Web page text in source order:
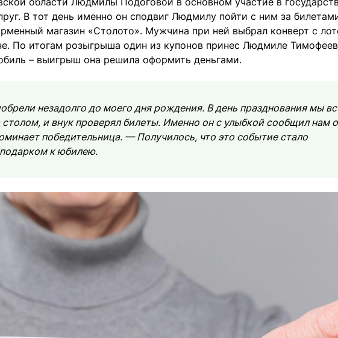
В тот день именно он сподвиг Людмилу пойти с ним за
магазин «Столото». Мужчина при ней выбрал конверт с
По итогам розыгрыша один из купонов принес Людмиле
– выигрыш она решила оформить деньгами.
незадолго до моего дня рождения. В день празднования мы
столом, и внук проверял билеты. Именно он с улыбкой сообщил нам о
победительница. — Получилось, что это событие стало
к юбилею.